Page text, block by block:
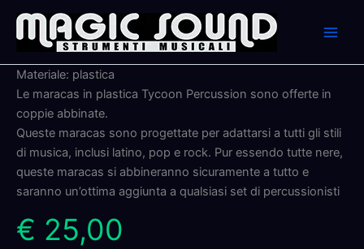
content
Materiale: plastica
Le maracas in plastica Tycoon Percussion sono offerte in
coppie abbinate.
Queste maracas sono progettate per adattarsi a tutti gli stili
di musica, inclusi latino, pop e rock. Pur essendo tutte nere,
queste maracas si abbineranno sicuramente a tutto e
saranno un’ottima aggiunta a qualsiasi set di percussionisti
€ 25,00